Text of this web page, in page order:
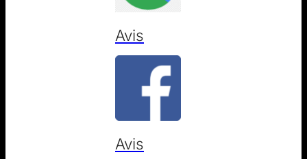
Avis
Avis